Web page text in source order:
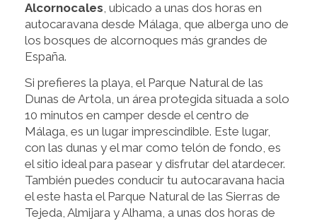
Alcornocales, ubicado a unas dos horas en
autocaravana desde Málaga, que alberga uno de
los bosques de alcornoques más grandes de
España.
Si prefieres la playa, el Parque Natural de las
Dunas de Artola, un área protegida situada a solo
10 minutos en camper desde el centro de
Málaga, es un lugar imprescindible. Este lugar,
con las dunas y el mar como telón de fondo, es
el sitio ideal para pasear y disfrutar del atardecer.
También puedes conducir tu autocaravana hacia
el este hasta el Parque Natural de las Sierras de
Tejeda, Almijara y Alhama, a unas dos horas de